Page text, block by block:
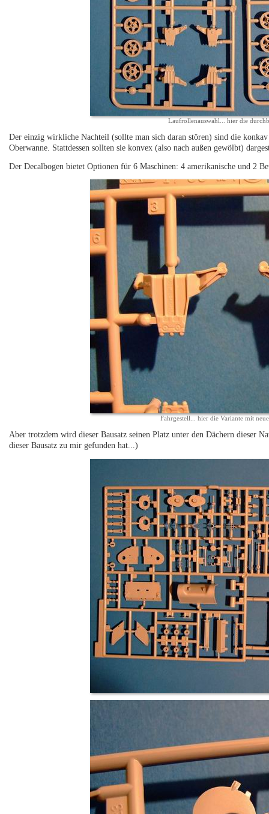
Laufrollenauswahl... hier die
Der einzig wirkliche Nachteil (sollte man sich daran stören) sind die
Oberwanne. Stattdessen sollten sie konvex (also nach außen gewölbt)
Der Decalbogen bietet Optionen für 6 Maschinen: 4 amerikanische und 2
Fahrgestell... hier die Variante mit
Aber trotzdem wird dieser Bausatz seinen Platz unter den Dächern dieser
dieser Bausatz zu mir gefunden hat...)